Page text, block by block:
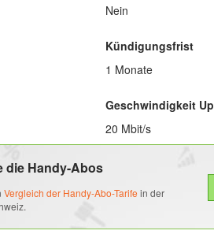
Nein
Kündigungsfrist
1 Monate
Geschwindigkeit Up
20 Mbit/s
die Handy-Abos
Vergleich der Handy-Abo-Tarife in der